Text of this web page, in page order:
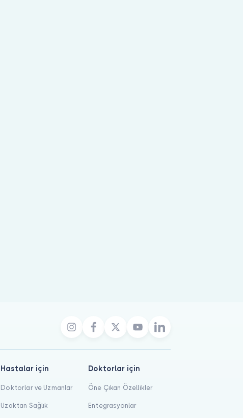
Hastalar için
Doktorlar ve Uzmanlar
Uzaktan Sağlık
Doktorlar için
Öne Çıkan Özellikler
Entegrasyonlar